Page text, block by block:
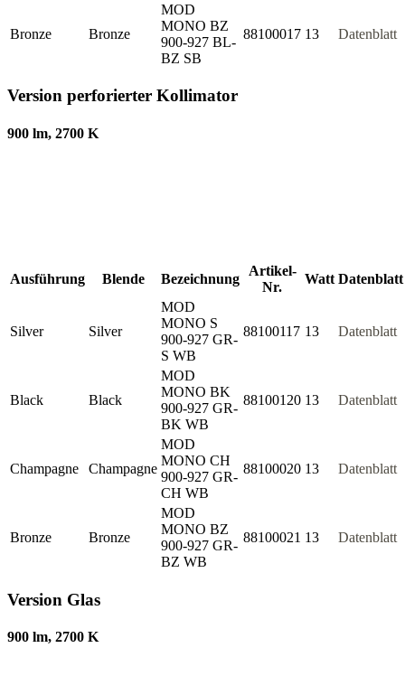
Bronze Bronze
MOD
MONO BZ
900-927 BL-
BZ SB
88100017 13 Datenblatt
Version perforierter Kollimator
900 lm, 2700 K
Ausführung Blende Bezeichnung
Artikel-
Nr.
Watt Datenblatt
Silver Silver
MOD
MONO S
900-927 GR-
S WB
88100117 13 Datenblatt
Black Black
MOD
MONO BK
900-927 GR-
BK WB
88100120 13 Datenblatt
Champagne Champagne
MOD
MONO CH
900-927 GR-
CH WB
88100020 13 Datenblatt
Bronze Bronze
MOD
MONO BZ
900-927 GR-
BZ WB
88100021 13 Datenblatt
Version Glas
900 lm, 2700 K